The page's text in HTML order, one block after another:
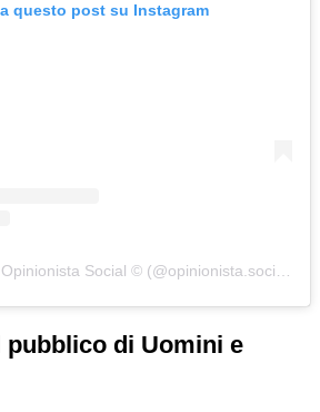
questo post su Instagram
pubblico di Uomini e